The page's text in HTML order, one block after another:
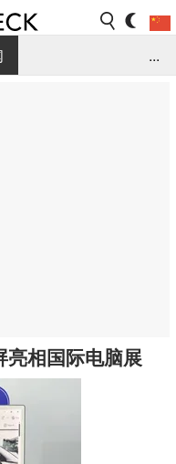
...
亮相国际电脑展